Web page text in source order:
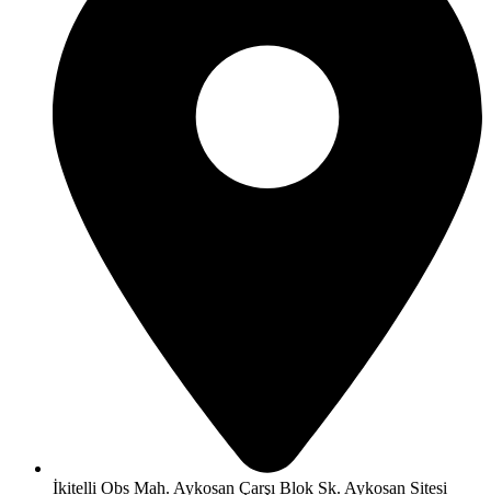
İkitelli Obs Mah. Aykosan Çarşı Blok Sk. Aykosan Sitesi